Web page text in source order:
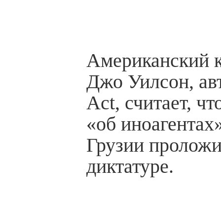
Американский
Джо Уилсон,
Act, считает,
«об
Грузии
диктатуре.